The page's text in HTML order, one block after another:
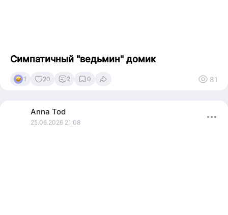
Симпатичный "ведьмин" домик
1 20 2 0 81
Anna Tod
25.06.2026 21:08